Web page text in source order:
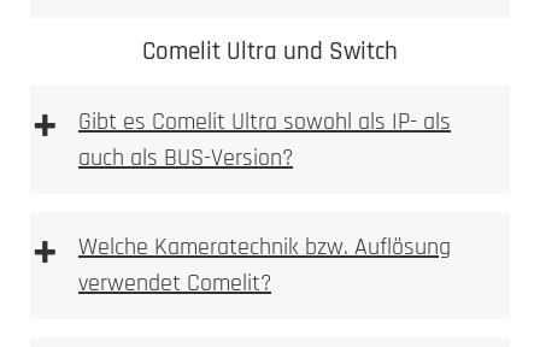
Weitwinkelobjektiv
Integrierte Bewegungsmelder mit
umfangreicheren Erkennungsoptionen
Comelit Ultra und Switch
+
Gibt es Comelit Ultra sowohl als IP- als
auch als BUS-Version?
+
Welche Kameratechnik bzw. Auflösung
verwendet Comelit?